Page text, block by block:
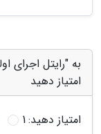
امتیاز دهید
امتیاز دهید:1